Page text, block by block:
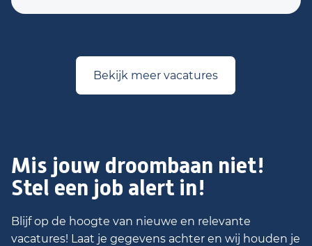
Bekijk meer vacatures
Mis jouw droombaan niet!
Stel een job alert in!
Blijf op de hoogte van nieuwe en relevante
vacatures! Laat je gegevens achter en wij houden je